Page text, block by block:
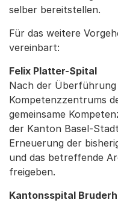
selber bereitstellen.
Für das weitere
vereinbart:
Felix Platter-Spital
Nach der Überführung
Kompetenzzentrums
gemeinsame
der Kanton Basel-
Erneuerung der
und das betreffende
freigeben.
Kantonsspital